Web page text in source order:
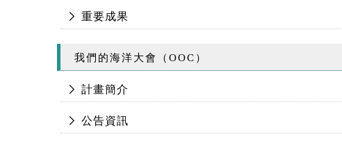
重要成果
我們的海洋大會（OOC）
計畫簡介
公告資訊